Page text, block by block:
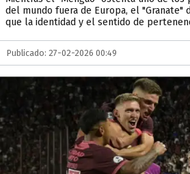
del mundo fuera de Europa, el "Granate"
que la identidad y el sentido de
Publicado: 27-02-2026 00:49